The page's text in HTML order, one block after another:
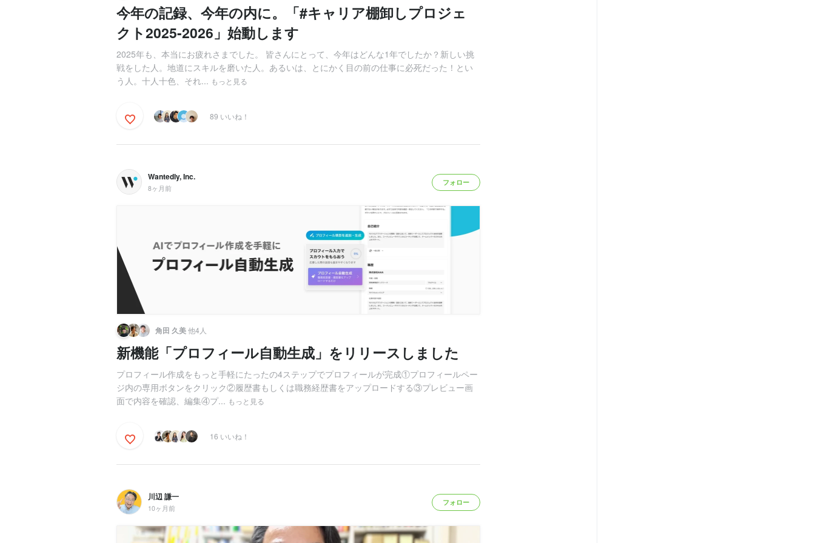
今年の記録、今年の内に。「#キャリア棚卸しプロジェ
クト2025-2026」始動します
2025年も、本当にお疲れさまでした。 皆さんにとって、今年はどんな1年でしたか？新しい挑
戦をした人。地道にスキルを磨いた人。あるいは、とにかく目の前の仕事に必死だった！とい
う人。十人十色、それ... もっと見る
89 いいね！
Wantedly, Inc.
8ヶ月前
フォロー
角田 久美他4人
新機能「プロフィール自動生成」をリリースしました
プロフィール作成をもっと手軽にたったの4ステップでプロフィールが完成①プロフィールペー
ジ内の専用ボタンをクリック②履歴書もしくは職務経歴書をアップロードする③プレビュー画
面で内容を確認、編集④プ... もっと見る
16 いいね！
川辺 謙一
10ヶ月前
フォロー